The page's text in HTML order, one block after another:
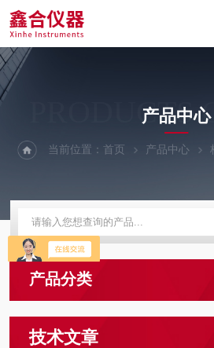
PRODUCTS
产品中心
当前位置：首页 产品中心
产品分类
技术文章